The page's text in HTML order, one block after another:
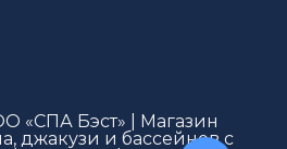
«СПА Бэст» | Магазин
джакузи и бассейнов с